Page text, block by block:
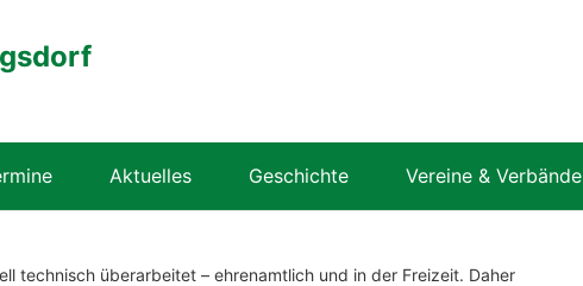
Aktuelles Geschichte Vereine & Verbände
technisch überarbeitet – ehrenamtlich und in der Freizeit. Daher